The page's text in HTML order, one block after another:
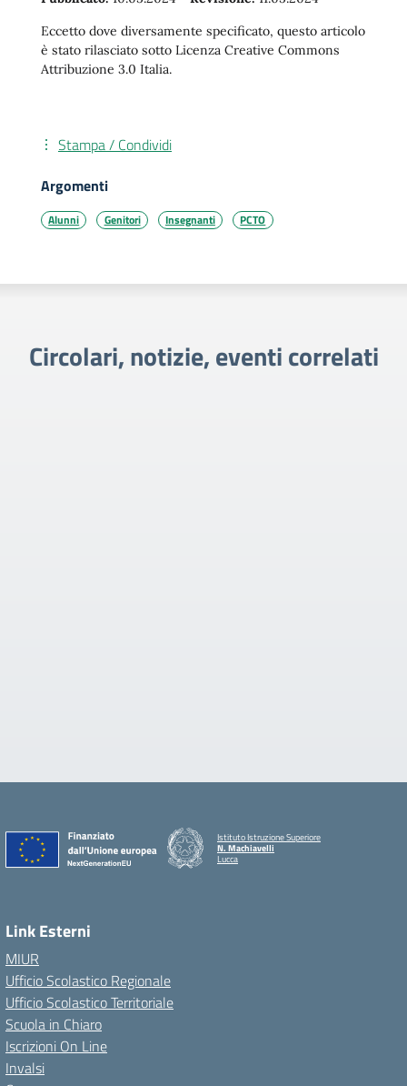
Eccetto dove diversamente specificato, questo articolo
è stato rilasciato sotto Licenza Creative Commons
Attribuzione 3.0 Italia.
Stampa / Condividi
Argomenti
Alunni Genitori Insegnanti PCTO
Circolari, notizie, eventi correlati
Istituto Istruzione Superiore
N. Machiavelli
Lucca
Link Esterni
MIUR
Ufficio Scolastico Regionale
Ufficio Scolastico Territoriale
Scuola in Chiaro
Iscrizioni On Line
Invalsi